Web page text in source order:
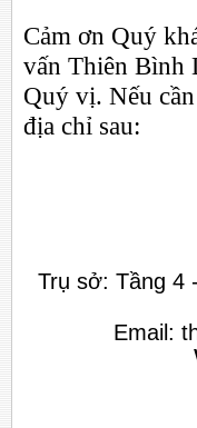
Cảm ơn Quý
vấn Thiên Bình
Quý vị. Nếu
địa chỉ sau:
Trụ sở: Tầng 4
Email: